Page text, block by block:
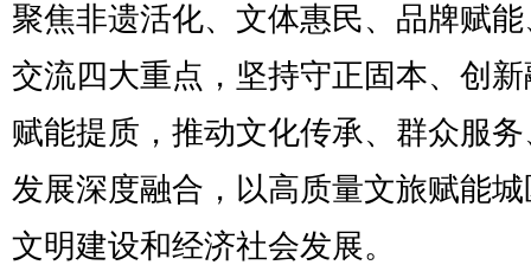
聚焦非遗活化、文体惠民、品牌赋
交流四大重点，坚持守正固本、创
赋能提质，推动文化传承、群众服
发展深度融合，以高质量文旅赋能
文明建设和经济社会发展。